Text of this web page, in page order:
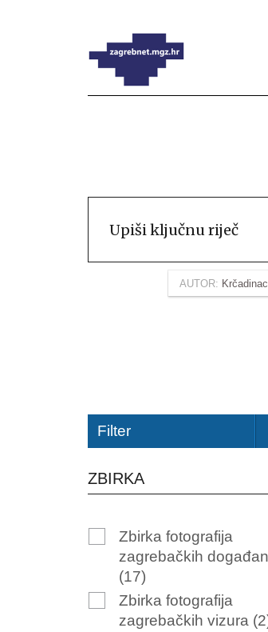
AUTOR:
Filter
ZBIRKA
Zbirka fotografija
zagrebačkih
(17)
Zbirka fotografija
zagrebačkih vizura